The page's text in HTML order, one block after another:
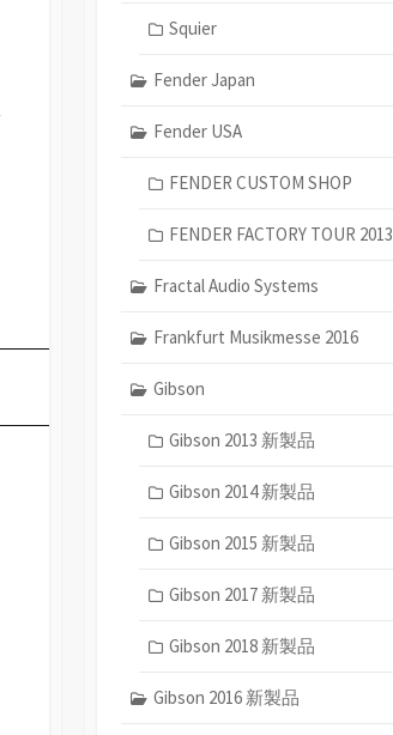
Squier
Fender Japan
Fender USA
FENDER CUSTOM SHOP
FENDER FACTORY TOUR 2013
Fractal Audio Systems
Frankfurt Musikmesse 2016
Gibson
Gibson 2013 新製品
Gibson 2014 新製品
Gibson 2015 新製品
Gibson 2017 新製品
Gibson 2018 新製品
Gibson 2016 新製品